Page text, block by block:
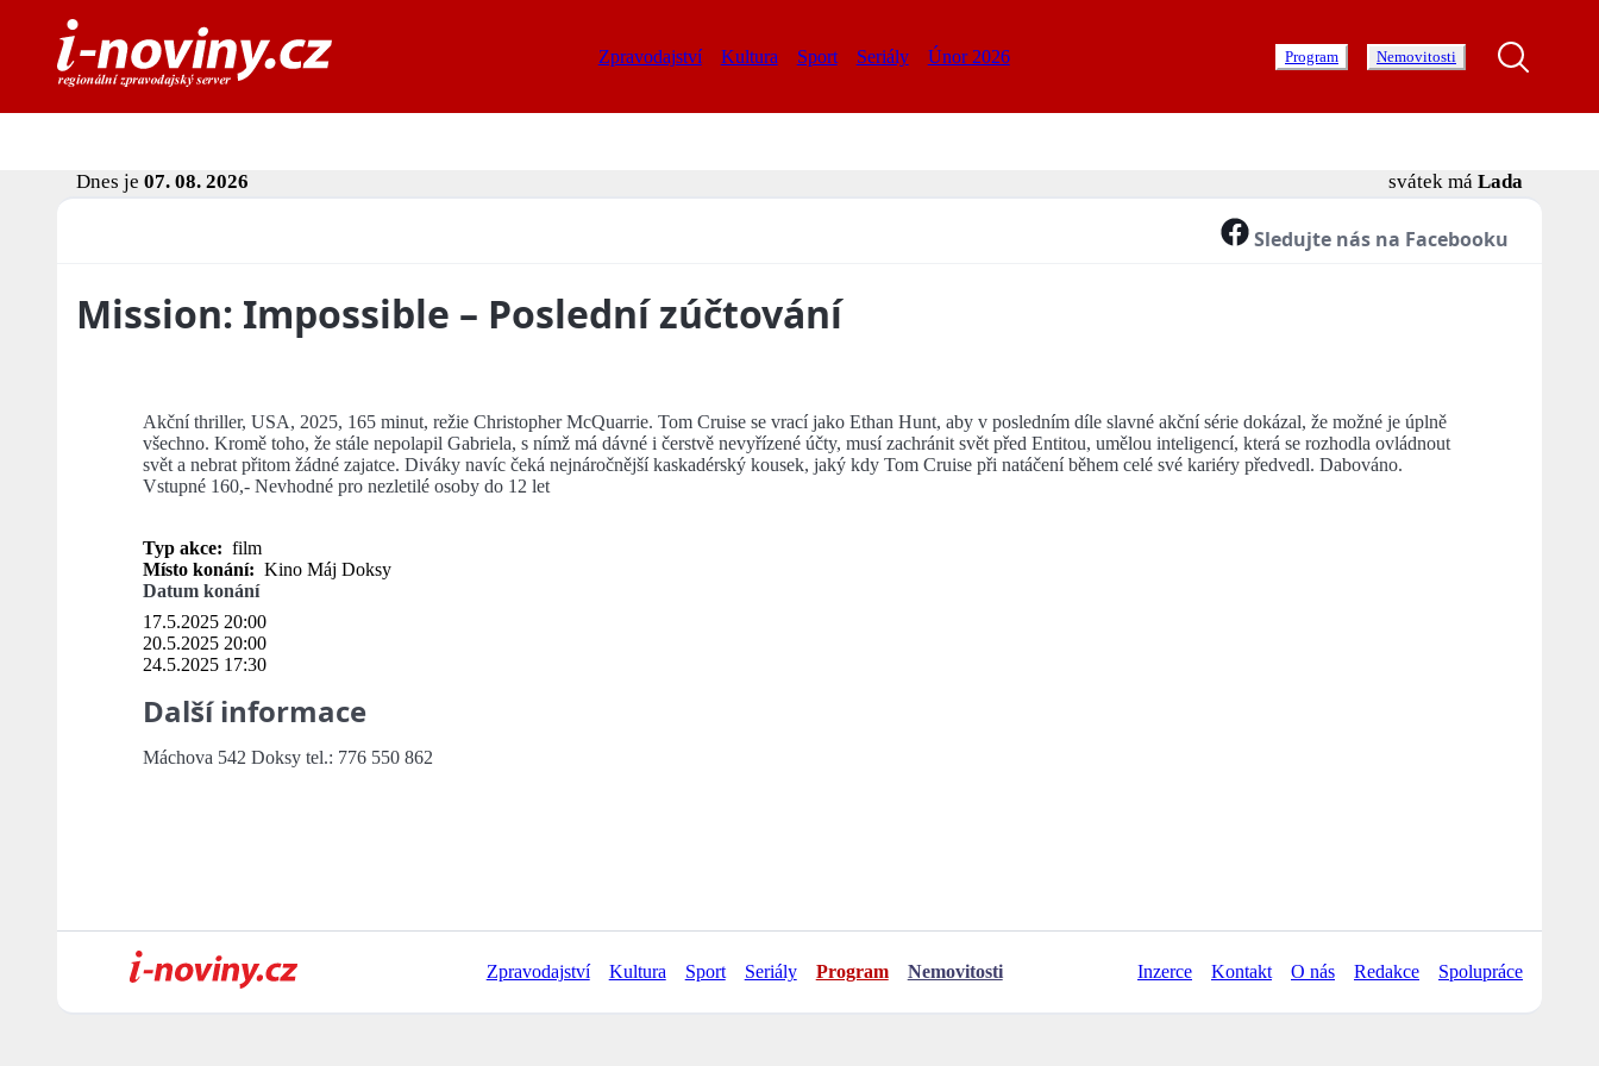
Zpravodajství Kultura Sport Seriály Únor 2026 Program Nemovitosti
Dnes je 07. 08. 2026 svátek má Lada
Sledujte nás na Facebooku
Mission: Impossible – Poslední zúčtování
Akční thriller, USA, 2025, 165 minut, režie Christopher McQuarrie. Tom Cruise se vrací jako Ethan Hunt, aby v posledním díle slavné akční série dokázal, že možné je úplně
všechno. Kromě toho, že stále nepolapil Gabriela, s nímž má dávné i čerstvě nevyřízené účty, musí zachránit svět před Entitou, umělou inteligencí, která se rozhodla ovládnout
svět a nebrat přitom žádné zajatce. Diváky navíc čeká nejnáročnější kaskadérský kousek, jaký kdy Tom Cruise při natáčení během celé své kariéry předvedl. Dabováno.
Vstupné 160,- Nevhodné pro nezletilé osoby do 12 let
Typ akce: film
Místo konání: Kino Máj Doksy
Datum konání
17.5.2025 20:00
20.5.2025 20:00
24.5.2025 17:30
Další informace
Máchova 542 Doksy tel.: 776 550 862
Zpravodajství Kultura Sport Seriály Program Nemovitosti Inzerce Kontakt O nás Redakce Spolupráce